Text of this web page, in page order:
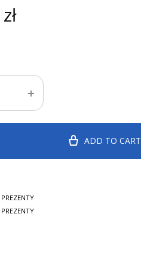
zł
ADD TO CART
PREZENTY
PREZENTY